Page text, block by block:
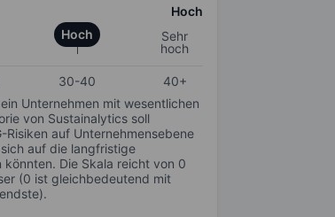
Hoch
Hoch
Sehr
hoch
30-40
40+
Unternehmen mit wesentlichen
von Sustainalytics soll
Risiken auf Unternehmensebene
auf die langfristige
Die Skala reicht von 0
(0 ist gleichbedeutend mit